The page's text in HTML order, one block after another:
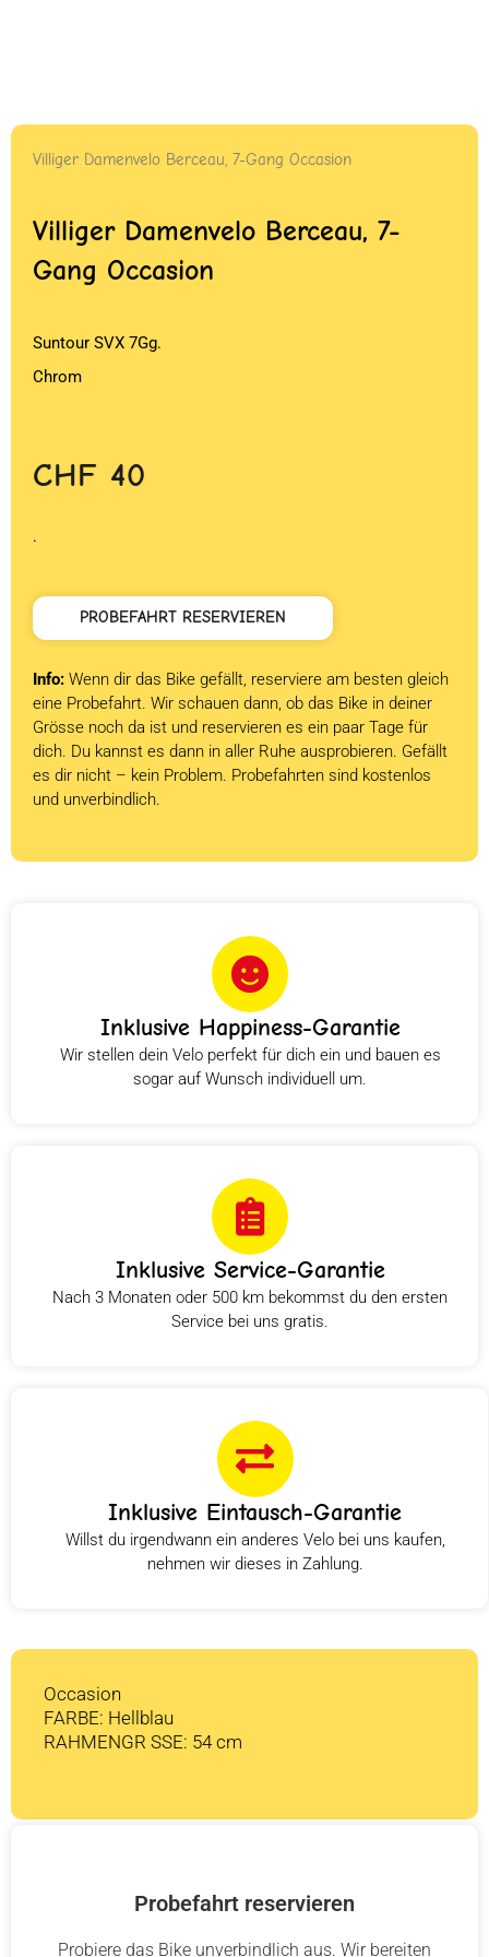
Villiger Damenvelo Berceau, 7-Gang Occasion
Villiger Damenvelo Berceau, 7-
Gang Occasion
Suntour SVX 7Gg.
Chrom
CHF 40
.
PROBEFAHRT RESERVIEREN
Info: Wenn dir das Bike gefällt, reserviere am besten gleich
eine Probefahrt. Wir schauen dann, ob das Bike in deiner
Grösse noch da ist und reservieren es ein paar Tage für
dich. Du kannst es dann in aller Ruhe ausprobieren. Gefällt
es dir nicht – kein Problem. Probefahrten sind kostenlos
und unverbindlich.
Inklusive Happiness-Garantie
Wir stellen dein Velo perfekt für dich ein und bauen es
sogar auf Wunsch individuell um.
Inklusive Service-Garantie
Nach 3 Monaten oder 500 km bekommst du den ersten
Service bei uns gratis.
Inklusive Eintausch-Garantie
Willst du irgendwann ein anderes Velo bei uns kaufen,
nehmen wir dieses in Zahlung.
Occasion
FARBE: Hellblau
RAHMENGR SSE: 54 cm
Probefahrt reservieren
Probiere das Bike unverbindlich aus. Wir bereiten